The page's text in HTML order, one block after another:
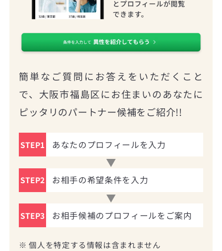
簡単なご質問にお答えをいただくこと
で、大阪市福島区にお住まいのあなたに
ピッタリのパートナー候補をご紹介!!
STEP1 あなたのプロフィールを入力
STEP2 お相手の希望条件を入力
STEP3 お相手候補のプロフィールをご案内
※ 個人を特定する情報は含まれません